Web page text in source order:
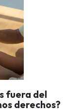
fuera del
derechos?